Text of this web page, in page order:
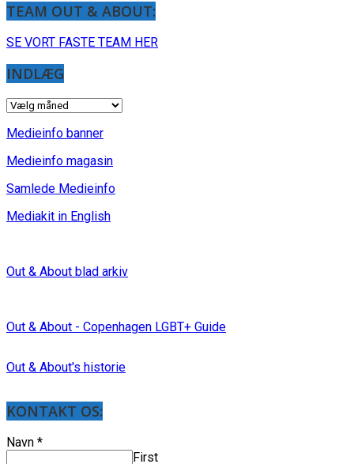
TEAM OUT & ABOUT:
SE VORT FASTE TEAM HER
INDLÆG
INDLÆG
Medieinfo banner
Medieinfo magasin
Samlede Medieinfo
Mediakit in English
Out & About blad arkiv
Out & About - Copenhagen LGBT+ Guide
Out & About's historie
KONTAKT OS:
Navn *
First